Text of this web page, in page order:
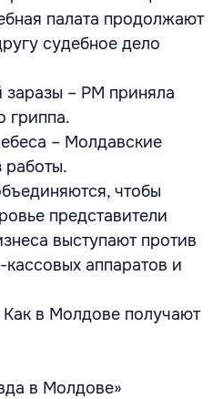
палата продолжают
судебное дело
заразы – РМ приняла
гриппа.
– Молдавские
работы.
чтобы
представители
выступают против
аппаратов и
в Молдове получают
в Молдове»